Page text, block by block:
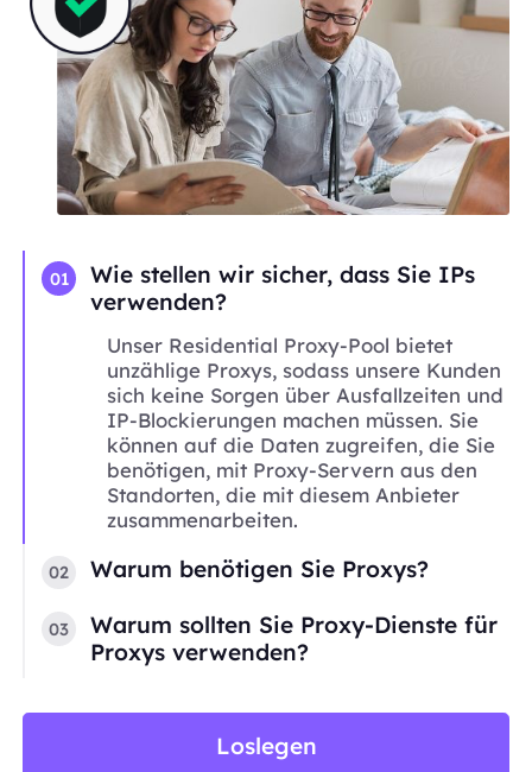
01
Wie stellen wir sicher, dass Sie IPs
verwenden?
Unser Residential Proxy-Pool bietet
unzählige Proxys, sodass unsere Kunden
sich keine Sorgen über Ausfallzeiten und
IP-Blockierungen machen müssen. Sie
können auf die Daten zugreifen, die Sie
benötigen, mit Proxy-Servern aus den
Standorten, die mit diesem Anbieter
zusammenarbeiten.
02 Warum benötigen Sie Proxys?
03
Warum sollten Sie Proxy-Dienste für
Proxys verwenden?
Loslegen